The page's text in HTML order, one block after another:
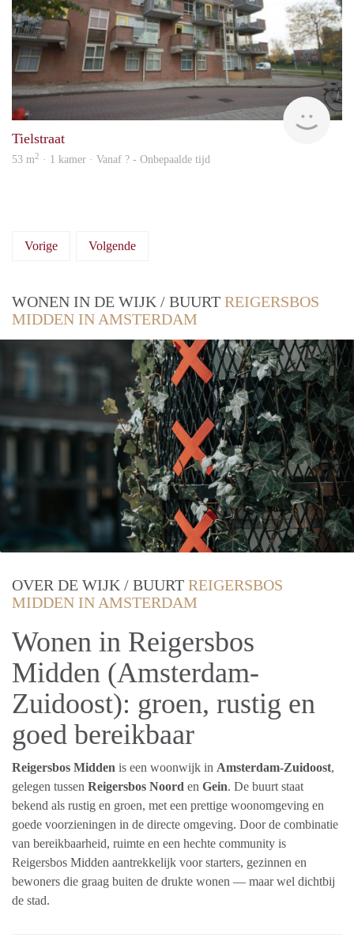
rent
Tielstraat
53 m2 · 1 kamer · Vanaf ? - Onbepaalde tijd
Vorige Volgende
WONEN IN DE WIJK / BUURT REIGERSBOS
MIDDEN IN AMSTERDAM
OVER DE WIJK / BUURT REIGERSBOS
MIDDEN IN AMSTERDAM
Wonen in Reigersbos
Midden (Amsterdam-
Zuidoost): groen, rustig en
goed bereikbaar
Reigersbos Midden is een woonwijk in Amsterdam-Zuidoost,
gelegen tussen Reigersbos Noord en Gein. De buurt staat
bekend als rustig en groen, met een prettige woonomgeving en
goede voorzieningen in de directe omgeving. Door de combinatie
van bereikbaarheid, ruimte en een hechte community is
Reigersbos Midden aantrekkelijk voor starters, gezinnen en
bewoners die graag buiten de drukte wonen — maar wel dichtbij
de stad.